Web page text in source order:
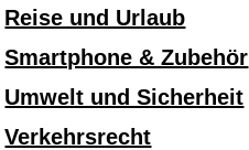
Reise und Urlaub
Smartphone & Zubehör
Umwelt und Sicherheit
Verkehrsrecht